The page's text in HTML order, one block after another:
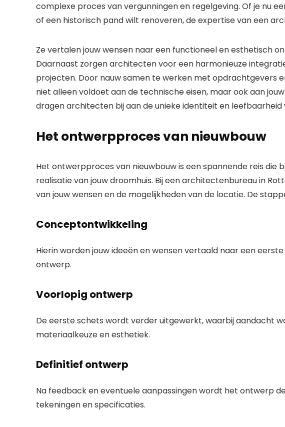
complexe proces van vergunningen en regelgeving. Of je nu
of een historisch pand wilt renoveren, de expertise van een
Ze vertalen jouw wensen naar een functioneel en esthetisch
Daarnaast zorgen architecten voor een harmonieuze
projecten. Door nauw samen te werken met opdrachtgevers
niet alleen voldoet aan de technische eisen, maar ook aan
dragen architecten bij aan de unieke identiteit en leefbaarheid
Het ontwerpproces van nieuwbouw
Het ontwerpproces van nieuwbouw is een spannende reis die
realisatie van jouw droomhuis. Bij een architectenbureau in
van jouw wensen en de mogelijkheden van de locatie. De
Conceptontwikkeling
Hierin worden jouw ideeën en wensen vertaald naar een
ontwerp.
Voorlopig ontwerp
De eerste schets wordt verder uitgewerkt, waarbij aandacht
materiaalkeuze en esthetiek.
Definitief ontwerp
Na feedback en eventuele aanpassingen wordt het ontwerp
tekeningen en specificaties.